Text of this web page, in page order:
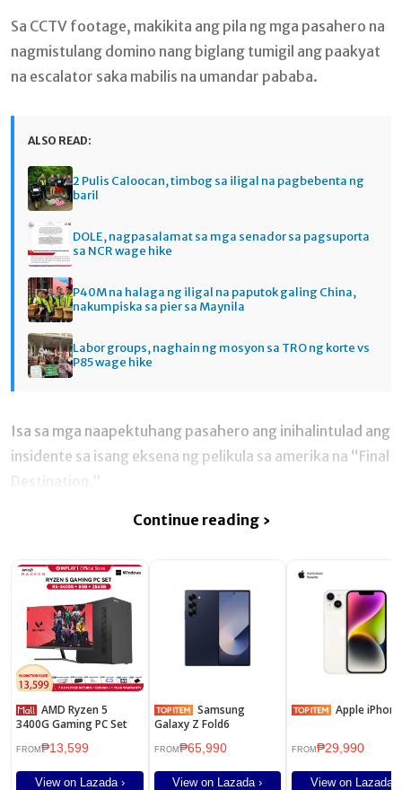
Sa CCTV footage, makikita ang pila ng mga pasahero na
nagmistulang domino nang biglang tumigil ang paakyat
na escalator saka mabilis na umandar pababa.
ALSO READ:
2 Pulis Caloocan, timbog sa iligal na pagbebenta ng
baril
DOLE, nagpasalamat sa mga senador sa pagsuporta
sa NCR wage hike
P40M na halaga ng iligal na paputok galing China,
nakumpiska sa pier sa Maynila
Labor groups, naghain ng mosyon sa TRO ng korte vs
P85 wage hike
Isa sa mga naapektuhang pasahero ang inihalintulad ang
insidente sa isang eksena ng pelikula sa amerika na “Final
Destination.”
Continue reading ›
AMD Ryzen 5
3400G Gaming PC Set
FROM ₱13,599
View on Lazada ›
Galaxy Z Fold6
FROM ₱65,990
View on Lazada ›
Apple
FROM₱29,990
View on Lazada ›